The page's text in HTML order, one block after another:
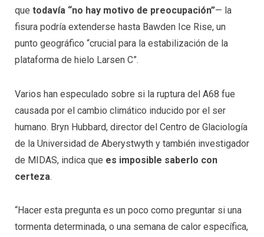
que todavía “no hay motivo de preocupación”— la
fisura podría extenderse hasta Bawden Ice Rise, un
punto geográfico “crucial para la estabilización de la
plataforma de hielo Larsen C”.
Varios han especulado sobre si la ruptura del A68 fue
causada por el cambio climático inducido por el ser
humano. Bryn Hubbard, director del Centro de Glaciología
de la Universidad de Aberystwyth y también investigador
de MIDAS, indica que es imposible saberlo con
certeza.
“Hacer esta pregunta es un poco como preguntar si una
tormenta determinada, o una semana de calor específica,